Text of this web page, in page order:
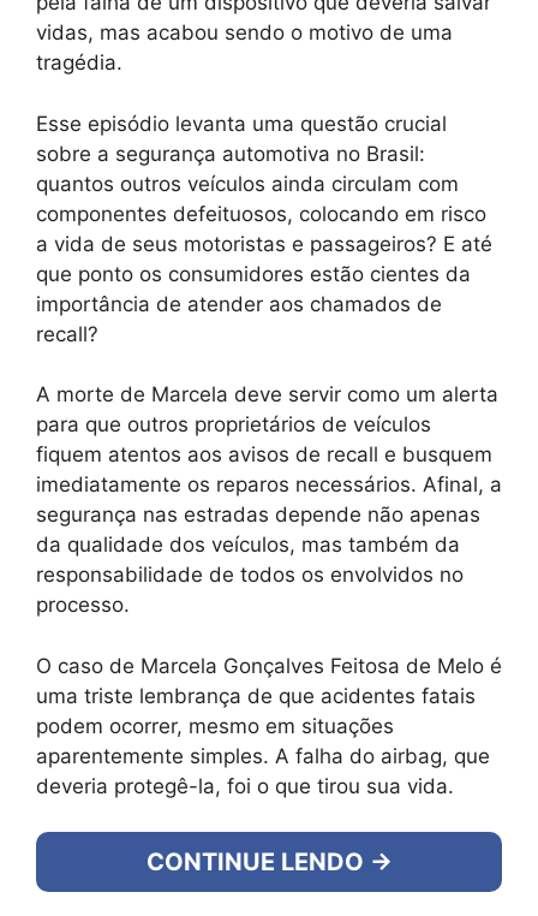
vidas, mas acabou sendo o motivo de uma
tragédia.
Esse episódio levanta uma questão crucial
sobre a segurança automotiva no Brasil:
quantos outros veículos ainda circulam com
componentes defeituosos, colocando em risco
a vida de seus motoristas e passageiros? E até
que ponto os consumidores estão cientes da
importância de atender aos chamados de
recall?
A morte de Marcela deve servir como um alerta
para que outros proprietários de veículos
fiquem atentos aos avisos de recall e busquem
imediatamente os reparos necessários. Afinal, a
segurança nas estradas depende não apenas
da qualidade dos veículos, mas também da
responsabilidade de todos os envolvidos no
processo.
O caso de Marcela Gonçalves Feitosa de Melo é
uma triste lembrança de que acidentes fatais
podem ocorrer, mesmo em situações
aparentemente simples. A falha do airbag, que
deveria protegê-la, foi o que tirou sua vida.
CONTINUE LENDO →